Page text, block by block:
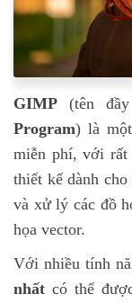
GIMP (tên
Program) là
miễn phí, với rất
thiết kế dành
và xử lý các đồ
họa vector.
Với nhiều tính
nhất có thể